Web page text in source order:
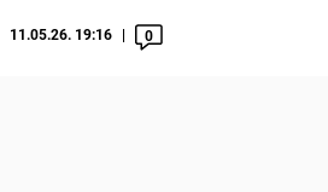
11.05.26. 19:16 0